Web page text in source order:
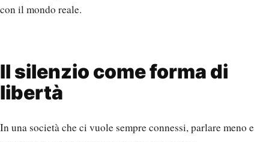
con il mondo reale.
Il silenzio come forma di
libertà
In una società che ci vuole sempre connessi, parlare meno e